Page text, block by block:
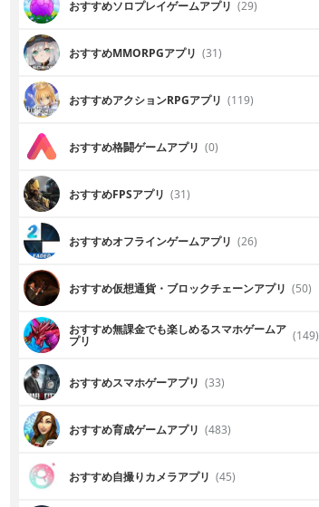
おすすめソロプレイゲームアプリ (29)
おすすめ MMORPGアプリ (31)
おすすめアクションRPGアプリ (119)
おすすめ格闘ゲームアプリ (0)
おすすめFPSアプリ (31)
おすすめオフラインゲームアプリ (26)
おすすめ仮想通貨・ブロックチェーンアプリ (50)
おすすめ無課金でも楽しめるスマホゲームア
プリ (149)
おすすめスマホゲーアプリ (33)
おすすめ育成ゲームアプリ (483)
おすすめ自撮りカメラアプリ (45)